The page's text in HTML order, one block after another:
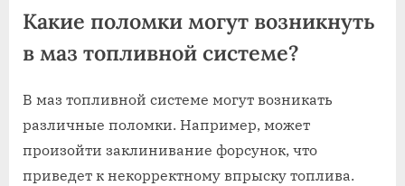
Какие поломки могут возникнуть
в маз топливной системе?
В маз топливной системе могут возникать
различные поломки. Например, может
произойти заклинивание форсунок, что
приведет к некорректному впрыску топлива.